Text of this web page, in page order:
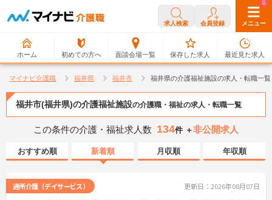
求人検索 会員登録 メニュー
ホーム 初めての方へ 面談会場一覧
0
保存した求人
0
最近見た求人
マイナビ介護職 福井県 福井市 福井県の介護福祉施設の求人・転職一覧
福井市(福井県)の介護福祉施設の介護職・福祉の求人・転職一覧
この条件の介護・福祉求人数 134件 ＋非公開求人
おすすめ順 新着順 月収順 年収順
通所介護（デイサービス） 更新日：2026年08月07日